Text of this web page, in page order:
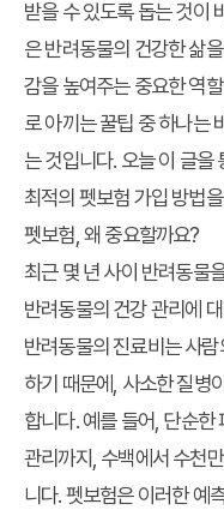
받을 수 있도록 돕는 것이
은 반려동물의 건강한 삶
감을 높여주는 중요한 역
로 아끼는 꿀팁 중 하나는
는 것입니다. 오늘 이 글을
최적의 펫보험 가입 방법
펫보험, 왜 중요할까요?
최근 몇 년 사이 반려동물
반려동물의 건강 관리에
반려동물의 진료비는 사
하기 때문에, 사소한 질병
합니다. 예를 들어, 단순한
관리까지, 수백에서 수천
니다. 펫보험은 이러한 예